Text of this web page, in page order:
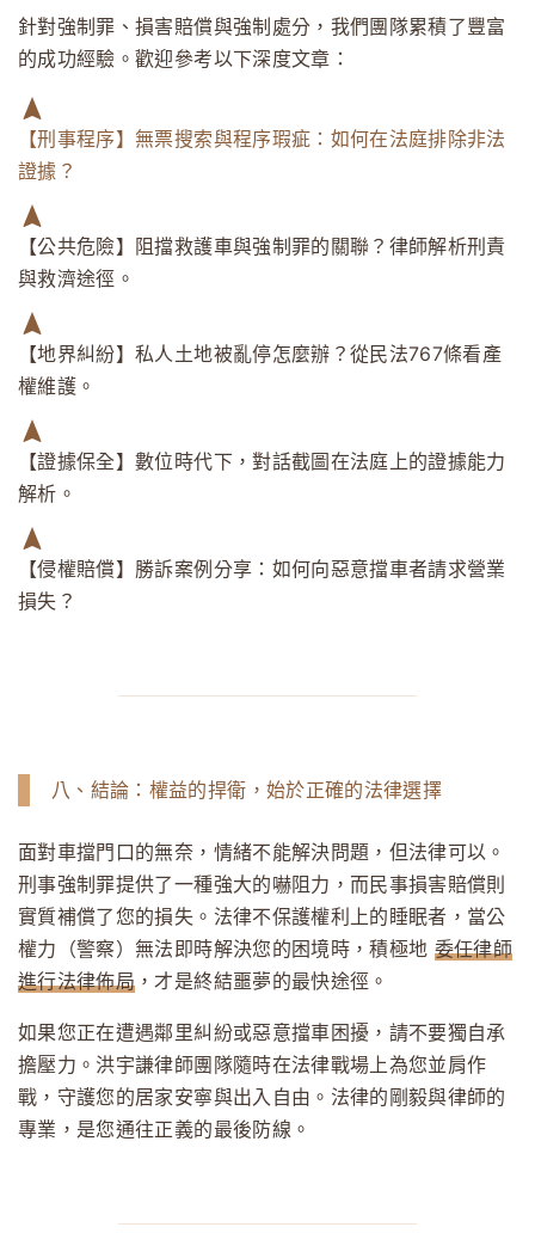
針對強制罪、損害賠償與強制處分，我們團隊累積了豐富
的成功經驗。歡迎參考以下深度文章：
【刑事程序】無票搜索與程序瑕疵：如何在法庭排除非法
證據？
【公共危險】阻擋救護車與強制罪的關聯？律師解析刑責
與救濟途徑。
【地界糾紛】私人土地被亂停怎麼辦？從民法767條看產
權維護。
【證據保全】數位時代下，對話截圖在法庭上的證據能力
解析。
【侵權賠償】勝訴案例分享：如何向惡意擋車者請求營業
損失？
八、結論：權益的捍衛，始於正確的法律選擇
面對車擋門口的無奈，情緒不能解決問題，但法律可以。
刑事強制罪提供了一種強大的嚇阻力，而民事損害賠償則
實質補償了您的損失。法律不保護權利上的睡眠者，當公
權力（警察）無法即時解決您的困境時，積極地 委任律師
進行法律佈局 ，才是終結噩夢的最快途徑。
如果您正在遭遇鄰里糾紛或惡意擋車困擾，請不要獨自承
擔壓力。洪宇謙律師團隊隨時在法律戰場上為您並肩作
戰，守護您的居家安寧與出入自由。法律的剛毅與律師的
專業，是您通往正義的最後防線。